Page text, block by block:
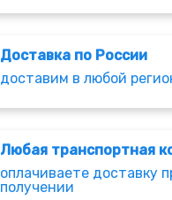
Доставка по России
доставим в любой
Любая транспортная
оплачиваете доставку
получении